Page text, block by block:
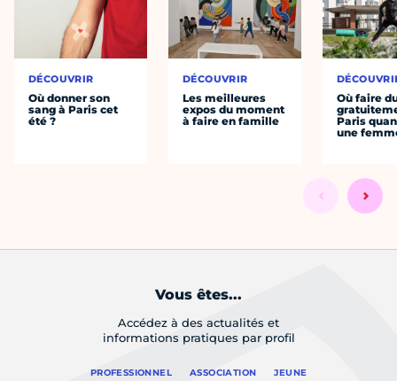
DÉCOUVRIR
Où donner son
sang à Paris cet
été ?
DÉCOUVRIR
Les meilleures
expos du moment
à faire en famille
Où faire
Paris
une
Vous êtes...
Accédez à des actualités et
informations pratiques par profil
PROFESSIONNEL ASSOCIATION JEUNE